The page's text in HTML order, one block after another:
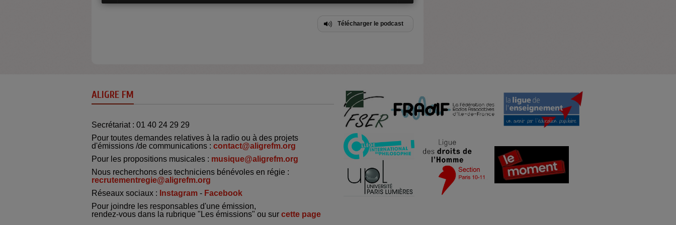
Télécharger le podcast
ALIGRE FM
Secrétariat : 01 40 24 29 29
Pour toutes demandes relatives à la radio ou à des projets
d'émissions /de communications : contact@aligrefm.org
Pour les propositions musicales : musique@aligrefm.org
Nous recherchons des techniciens bénévoles en régie :
recrutementregie@aligrefm.org
Réseaux sociaux : Instagram - Facebook
Pour joindre les responsables d'une émission,
rendez-vous dans la rubrique "Les émissions" ou sur cette page